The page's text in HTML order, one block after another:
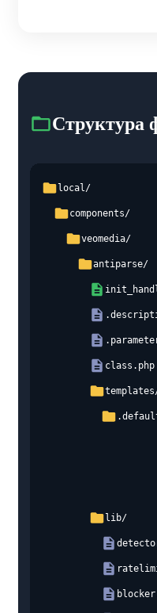
Структура
local/
components/
veomedia/
antiparse/
class.php
lib/